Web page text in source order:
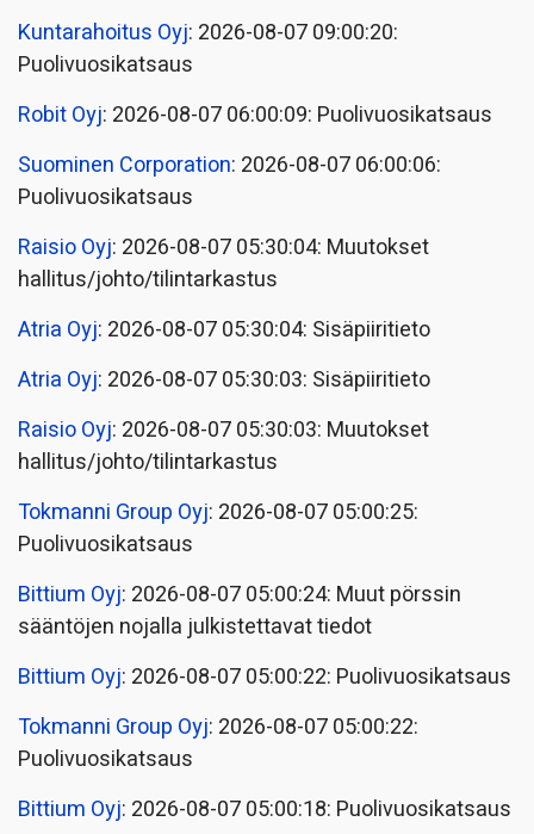
Kuntarahoitus Oyj: 2026-08-07 09:00:20:
Puolivuosikatsaus
Robit Oyj: 2026-08-07 06:00:09: Puolivuosikatsaus
Suominen Corporation: 2026-08-07 06:00:06:
Puolivuosikatsaus
Raisio Oyj: 2026-08-07 05:30:04: Muutokset
hallitus/johto/tilintarkastus
Atria Oyj: 2026-08-07 05:30:04: Sisäpiiritieto
Atria Oyj: 2026-08-07 05:30:03: Sisäpiiritieto
Raisio Oyj: 2026-08-07 05:30:03: Muutokset
hallitus/johto/tilintarkastus
Tokmanni Group Oyj: 2026-08-07 05:00:25:
Puolivuosikatsaus
Bittium Oyj: 2026-08-07 05:00:24: Muut pörssin
sääntöjen nojalla julkistettavat tiedot
Bittium Oyj: 2026-08-07 05:00:22: Puolivuosikatsaus
Tokmanni Group Oyj: 2026-08-07 05:00:22:
Puolivuosikatsaus
Bittium Oyj: 2026-08-07 05:00:18: Puolivuosikatsaus